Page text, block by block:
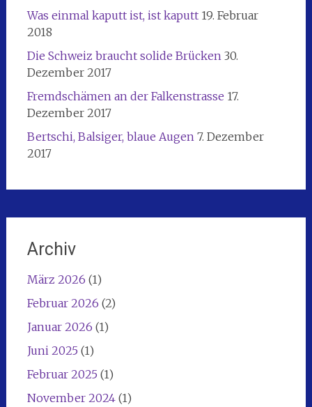
Was einmal kaputt ist, ist kaputt 19. Februar
2018
Die Schweiz braucht solide Brücken 30.
Dezember 2017
Fremdschämen an der Falkenstrasse 17.
Dezember 2017
Bertschi, Balsiger, blaue Augen 7. Dezember
2017
Archiv
März 2026 (1)
Februar 2026 (2)
Januar 2026 (1)
Juni 2025 (1)
Februar 2025 (1)
November 2024(1)